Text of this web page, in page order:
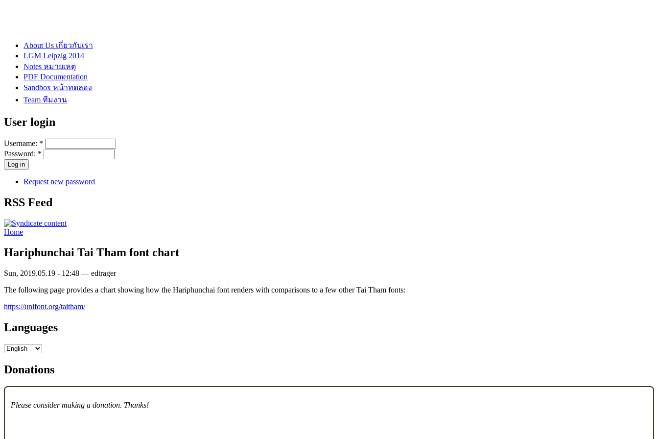
About Us เกี่ยวกับเรา
LGM Leipzig 2014
Notes หมายเหตุ
PDF Documentation
Sandbox หน้าทดลอง
Team ทีมงาน
User login
Username: *
Password: *
Request new password
RSS Feed
Home
Hariphunchai Tai Tham font chart
Sun, 2019.05.19 - 12:48 — edtrager
The following page provides a chart showing how the Hariphunchai font renders with comparisons to a few other Tai Tham fonts:
https://unifont.org/taitham/
Languages
Donations
Please consider making a donation. Thanks!